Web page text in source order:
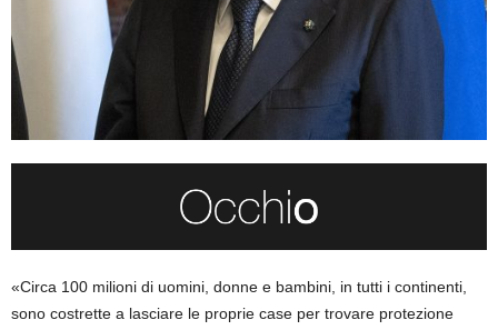
«Circa 100 milioni di uomini, donne e bambini, in tutti i continenti,
sono costrette a lasciare le proprie case per trovare protezione